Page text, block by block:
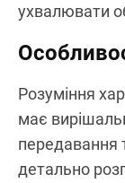
ухвалювати
Розуміння
має
передавання
детально